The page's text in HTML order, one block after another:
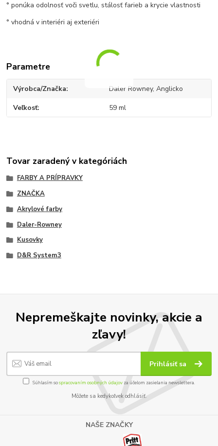
° ponúka odolnosť voči svetlu, stálosť farieb a krycie vlastnosti
° vhodná v interiéri aj exteriéri
Parametre
Výrobca/Značka Daler Rowney, Anglicko
Veľkosť 59 ml
Tovar zaradený v kategóriách
FARBY A PRÍPRAVKY
ZNAČKA
Akrylové farby
Daler-Rowney
Kusovky
D&R System3
Nepremeškajte novinky, akcie a
zľavy!
Prihlásiť sa
Súhlasím sospracovaním osobných údajov za účelom zasielania newslettera.
Môžete sa kedykoľvek odhlásiť.
NAŠE ZNAČKY